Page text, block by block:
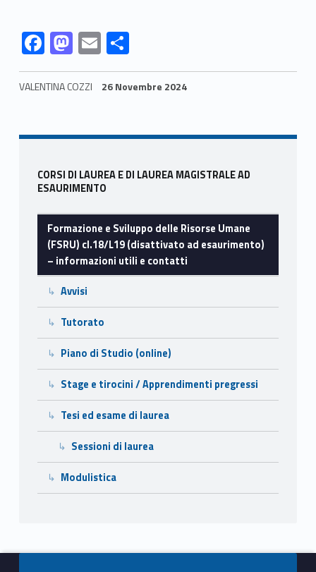
r
m
a
i
Link identifier #identifier__196957-9 F
ac
e
o
k
Link identifier #identifier__125872-10 M
as
to
o
Link identifier #identifier__175525-11 E
m
ai
Link identifier #identifier__12412-12 C
o
n
vi
VALENTINA COZZI 26 Novembre 2024
Sidebar
CORSI DI LAUREA E DI LAUREA MAGISTRALE AD
ESAURIMENTO
Formazione e Sviluppo delle Risorse Umane
(FSRU) cl.18/L19 (disattivato ad esaurimento)
– informazioni utili e contatti
Avvisi
Tutorato
Piano di Studio (online)
Stage e tirocini / Apprendimenti pregressi
Tesi ed esame di laurea
Sessioni di laurea
Modulistica